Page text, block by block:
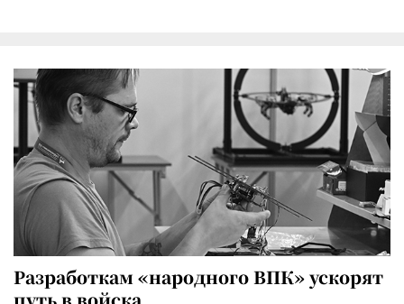
Разработкам «народного ВПК» ускорят
путь в войска